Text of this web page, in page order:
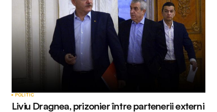
POLITIC
Liviu Dragnea, prizonier între partenerii externi